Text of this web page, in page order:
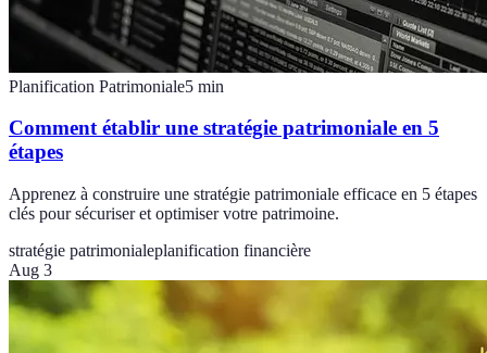
Planification Patrimoniale5 min
Comment établir une stratégie patrimoniale en 5
étapes
Apprenez à construire une stratégie patrimoniale efficace en 5 étapes
clés pour sécuriser et optimiser votre patrimoine.
stratégie patrimonialeplanification financière
Aug 3